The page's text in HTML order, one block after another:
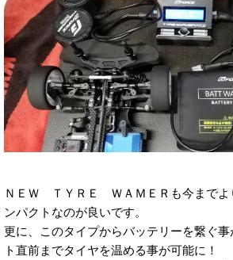
ＮＥＷ ＴＹＲＥ ＷＡＭＥＲも今までよ
ンパクトなのが良いです。
更に、このタイプからバッテリーを繋ぐ
ト直前までタイヤを温める事が可能に！